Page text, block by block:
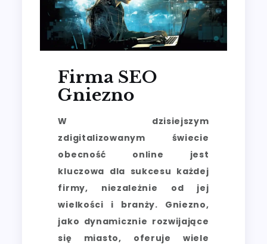
Firma SEO
Gniezno
W dzisiejszym
zdigitalizowanym świecie
obecność online jest
kluczowa dla sukcesu każdej
firmy, niezależnie od jej
wielkości i branży. Gniezno,
jako dynamicznie rozwijające
się miasto, oferuje wiele